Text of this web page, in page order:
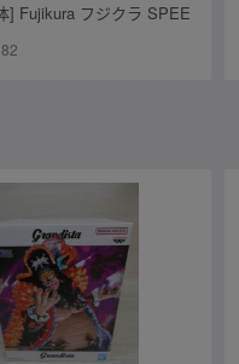
] Fujikura フジクラ SPEE
ー NX ブルー 50SR ドラ